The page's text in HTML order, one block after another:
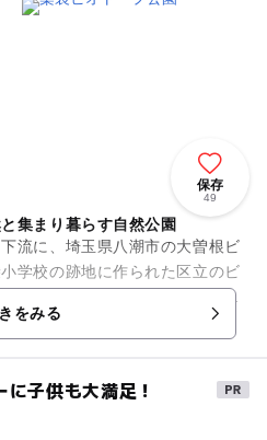
保存
49
集まり暮らす自然公園
流に、埼玉県八潮市の大曽根ビ
学校の跡地に作られた区立のビ
とは、地球の生物たちが自立し
...をみる
子供も大満足！